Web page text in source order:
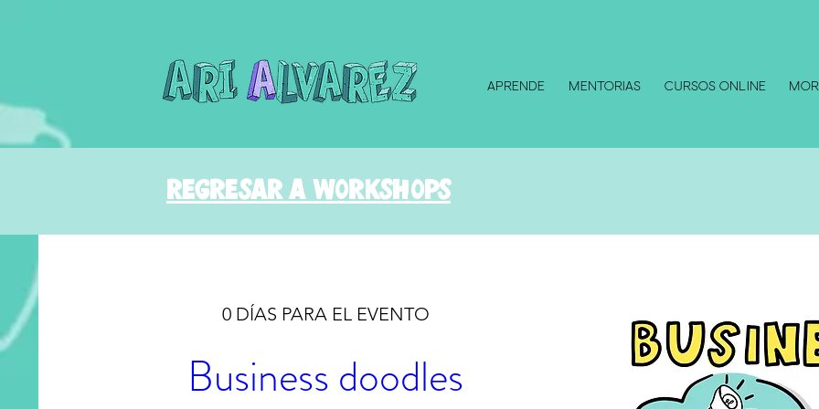
Aprende Mentorias CURSOS ONLINE
regresar a workshops
0 DÍAS PARA EL EVENTO
Business doodles